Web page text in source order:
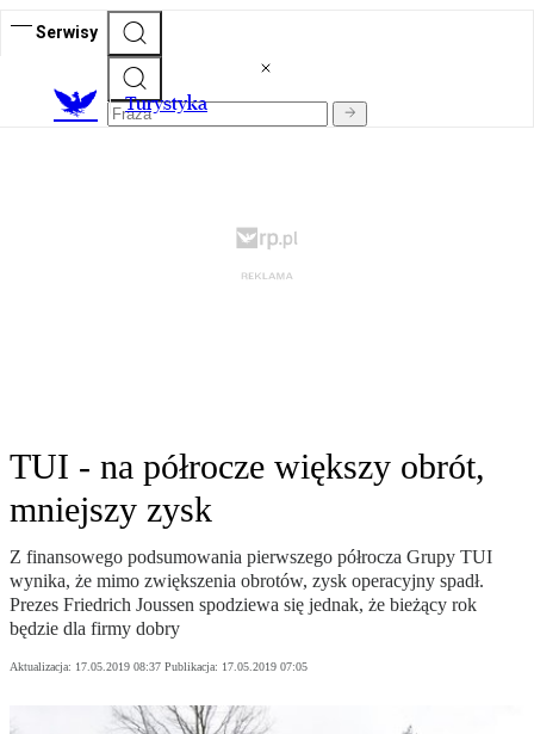
Serwisy
Turystyka
TUI - na półrocze większy obrót,
mniejszy zysk
Z finansowego podsumowania pierwszego półrocza Grupy TUI
wynika, że mimo zwiększenia obrotów, zysk operacyjny spadł.
Prezes Friedrich Joussen spodziewa się jednak, że bieżący rok
będzie dla firmy dobry
Aktualizacja: 17.05.2019 08:37 Publikacja: 17.05.2019 07:05